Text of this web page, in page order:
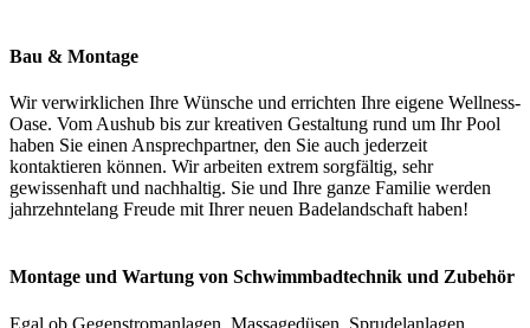
Bau & Montage
Wir verwirklichen Ihre Wünsche und errichten Ihre eigene Wellness-
Oase. Vom Aushub bis zur kreativen Gestaltung rund um Ihr Pool
haben Sie einen Ansprechpartner, den Sie auch jederzeit
kontaktieren können. Wir arbeiten extrem sorgfältig, sehr
gewissenhaft und nachhaltig. Sie und Ihre ganze Familie werden
jahrzehntelang Freude mit Ihrer neuen Badelandschaft haben!
Montage und Wartung von Schwimmbadtechnik und Zubehör
Egal ob Gegenstromanlagen, Massagedüsen, Sprudelanlagen,